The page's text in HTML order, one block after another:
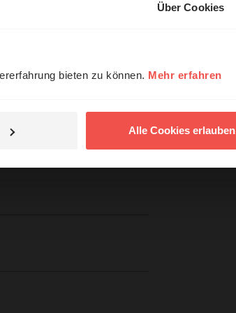
Über Cookies
bieten zu können. Mehr erfahren
Alle Cookies erlauben